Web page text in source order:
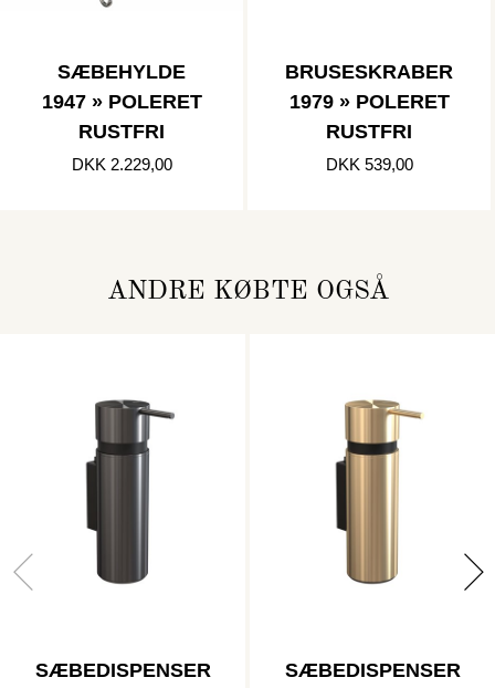
SÆBEHYLDE
1947 » POLERET
RUSTFRI
DKK 2.229,00
BRUSESKRABER
1979 » POLERET
RUSTFRI
DKK 539,00
ANDRE KØBTE OGSÅ
SÆBEDISPENSER
SÆBEDISPENSER